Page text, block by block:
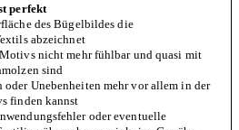
perfekt
des Bügelbildes die
abzeichnet
nicht mehr fühlbar und quasi mit
sind
oder Unebenheiten mehr vor allem in der
finden kannst
oder eventuelle